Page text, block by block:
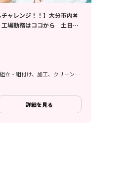
チャレンジ！！】大分市内✖
場勤務はココから 土日休
軽作業、検査、梱包・仕分け、組立・組付け、加工、クリーンルーム、ライン作業
詳細を見る